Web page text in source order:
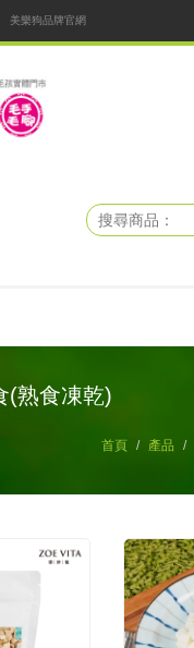
美樂狗品牌官網
(熟食凍乾)
首頁 產品